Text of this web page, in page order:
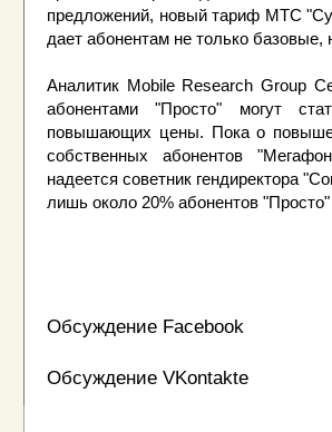
предложений, новый тариф МТС
дает абонентам не только базовые,
Аналитик Mobile Research Group
абонентами "Просто" могут
повышающих цены. Пока о
собственных абонентов
надеется советник гендиректора
лишь около 20% абонентов
Обсуждение Facebook
Обсуждение VKontakte